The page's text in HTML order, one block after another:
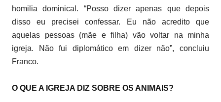
homilia dominical. “Posso dizer apenas que depois
disso eu precisei confessar. Eu não acredito que
aquelas pessoas (mãe e filha) vão voltar na minha
igreja. Não fui diplomático em dizer não”, concluiu
Franco.
O QUE A IGREJA DIZ SOBRE OS ANIMAIS?